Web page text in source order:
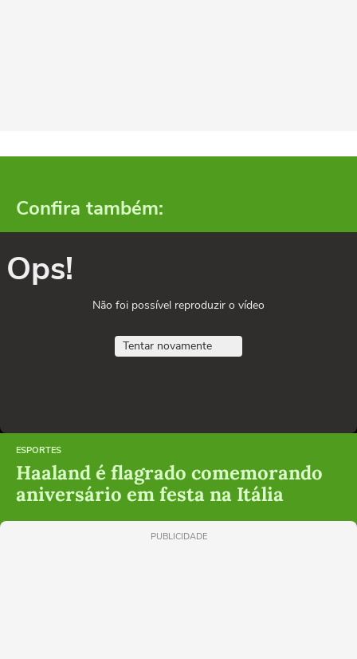
Confira também:
Ops!
Não foi possível reproduzir o vídeo
Tentar novamente
ESPORTES
Haaland é flagrado comemorando
aniversário em festa na Itália
PUBLICIDADE